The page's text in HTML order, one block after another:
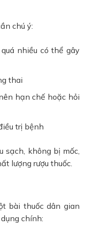
chú ý:
nhiều có thể gây
thai
hạn chế hoặc hỏi
trị bệnh
sạch, không bị mốc,
lượng rượu thuốc.
bài thuốc dân gian
chính: